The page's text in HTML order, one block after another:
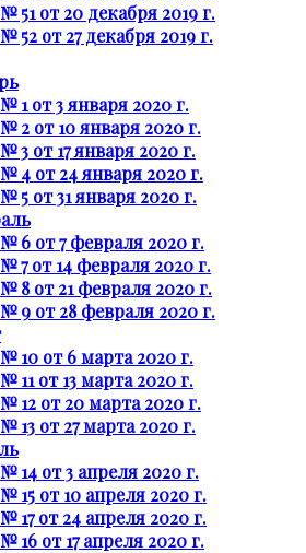
№ 51 от 20 декабря 2019 г.
№ 52 от 27 декабря 2019 г.
№ 1 от 3 января 2020 г.
№ 2 от 10 января 2020 г.
№ 3 от 17 января 2020 г.
№ 4 от 24 января 2020 г.
№ 5 от 31 января 2020 г.
№ 6 от 7 февраля 2020 г.
№ 7 от 14 февраля 2020 г.
№ 8 от 21 февраля 2020 г.
№ 9 от 28 февраля 2020 г.
№ 10 от 6 марта 2020 г.
№ 11 от 13 марта 2020 г.
№ 12 от 20 марта 2020 г.
№ 13 от 27 марта 2020 г.
№ 14 от 3 апреля 2020 г.
№ 15 от 10 апреля 2020 г.
№ 17 от 24 апреля 2020 г.
№ 16 от 17 апреля 2020 г.